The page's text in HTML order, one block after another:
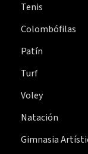
Tenis
Colombófilas
Patín
Turf
Voley
Natación
Gimnasia